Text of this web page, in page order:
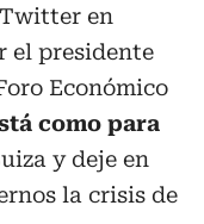
en
el presidente
Económico
como para
y deje en
la crisis de